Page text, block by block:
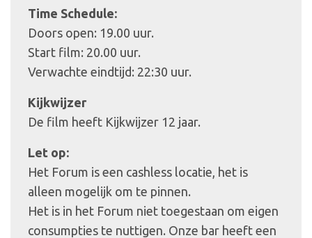
Time Schedule:
Doors open: 19.00 uur.
Start film: 20.00 uur.
Verwachte eindtijd: 22:30 uur.
Kijkwijzer
De film heeft Kijkwijzer 12 jaar.
Let op:
Het Forum is een cashless locatie, het is
alleen mogelijk om te pinnen.
Het is in het Forum niet toegestaan om eigen
consumpties te nuttigen. Onze bar heeft een